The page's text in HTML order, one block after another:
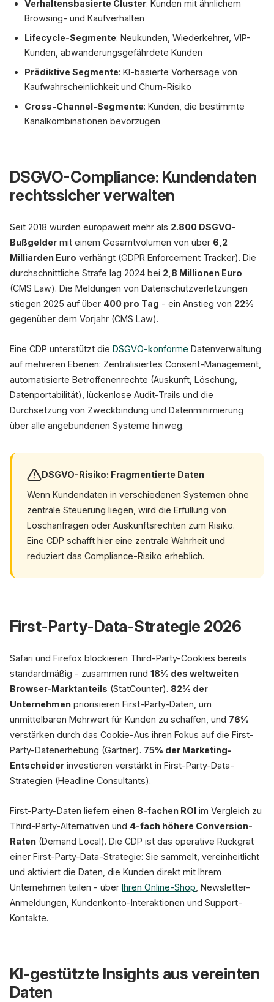
Verhaltensbasierte Cluster: Kunden mit ähnlichem
Browsing- und Kaufverhalten
Lifecycle-Segmente: Neukunden, Wiederkehrer, VIP-
Kunden, abwanderungsgefährdete Kunden
Prädiktive Segmente: KI-basierte Vorhersage von
Kaufwahrscheinlichkeit und Churn-Risiko
Cross-Channel-Segmente: Kunden, die bestimmte
Kanalkombinationen bevorzugen
DSGVO-Compliance: Kundendaten
rechtssicher verwalten
Seit 2018 wurden europaweit mehr als 2.800 DSGVO-
Bußgelder mit einem Gesamtvolumen von über 6,2
Milliarden Euro verhängt (GDPR Enforcement Tracker). Die
durchschnittliche Strafe lag 2024 bei 2,8 Millionen Euro
(CMS Law). Die Meldungen von Datenschutzverletzungen
stiegen 2025 auf über 400 pro Tag - ein Anstieg von 22%
gegenüber dem Vorjahr (CMS Law).
Eine CDP unterstützt die DSGVO-konforme Datenverwaltung
auf mehreren Ebenen: Zentralisiertes Consent-Management,
automatisierte Betroffenenrechte (Auskunft, Löschung,
Datenportabilität), lückenlose Audit-Trails und die
Durchsetzung von Zweckbindung und Datenminimierung
über alle angebundenen Systeme hinweg.
DSGVO-Risiko: Fragmentierte Daten
Wenn Kundendaten in verschiedenen Systemen ohne
zentrale Steuerung liegen, wird die Erfüllung von
Löschanfragen oder Auskunftsrechten zum Risiko.
Eine CDP schafft hier eine zentrale Wahrheit und
reduziert das Compliance-Risiko erheblich.
First-Party-Data-Strategie 2026
Safari und Firefox blockieren Third-Party-Cookies bereits
standardmäßig - zusammen rund 18% des weltweiten
Browser-Marktanteils (StatCounter). 82% der
Unternehmen priorisieren First-Party-Daten, um
unmittelbaren Mehrwert für Kunden zu schaffen, und 76%
verstärken durch das Cookie-Aus ihren Fokus auf die First-
Party-Datenerhebung (Gartner). 75% der Marketing-
Entscheider investieren verstärkt in First-Party-Data-
Strategien (Headline Consultants).
First-Party-Daten liefern einen 8-fachen ROI im Vergleich zu
Third-Party-Alternativen und 4-fach höhere Conversion-
Raten (Demand Local). Die CDP ist das operative Rückgrat
einer First-Party-Data-Strategie: Sie sammelt, vereinheitlicht
und aktiviert die Daten, die Kunden direkt mit Ihrem
Unternehmen teilen - über Ihren Online-Shop , Newsletter-
Anmeldungen, Kundenkonto-Interaktionen und Support-
Kontakte.
KI-gestützte Insights aus vereinten
Daten